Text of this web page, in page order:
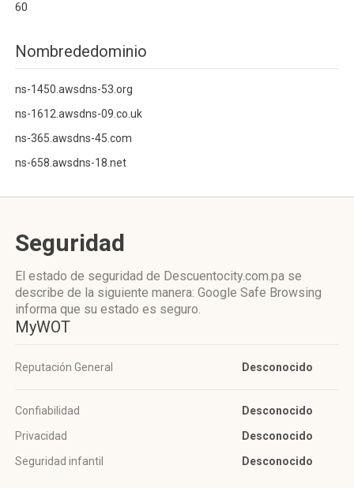
60
Nombrededominio
ns-1450.awsdns-53.org
ns-1612.awsdns-09.co.uk
ns-365.awsdns-45.com
ns-658.awsdns-18.net
Seguridad
El estado de seguridad de Descuentocity.com.pa se
describe de la siguiente manera: Google Safe Browsing
informa que su estado es seguro.
MyWOT
Reputación General Desconocido
Confiabilidad
Desconocido
Privacidad
Desconocido
Seguridad infantil
Desconocido